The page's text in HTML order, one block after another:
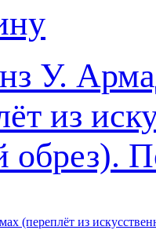
(переплёт из